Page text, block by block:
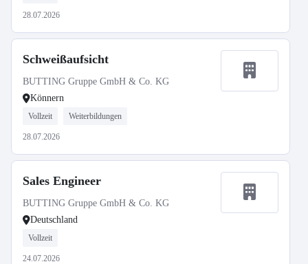
28.07.2026
Schweißaufsicht
BUTTING Gruppe GmbH & Co. KG
Könnern
Vollzeit Weiterbildungen
28.07.2026
Sales Engineer
BUTTING Gruppe GmbH & Co. KG
Deutschland
Vollzeit
24.07.2026